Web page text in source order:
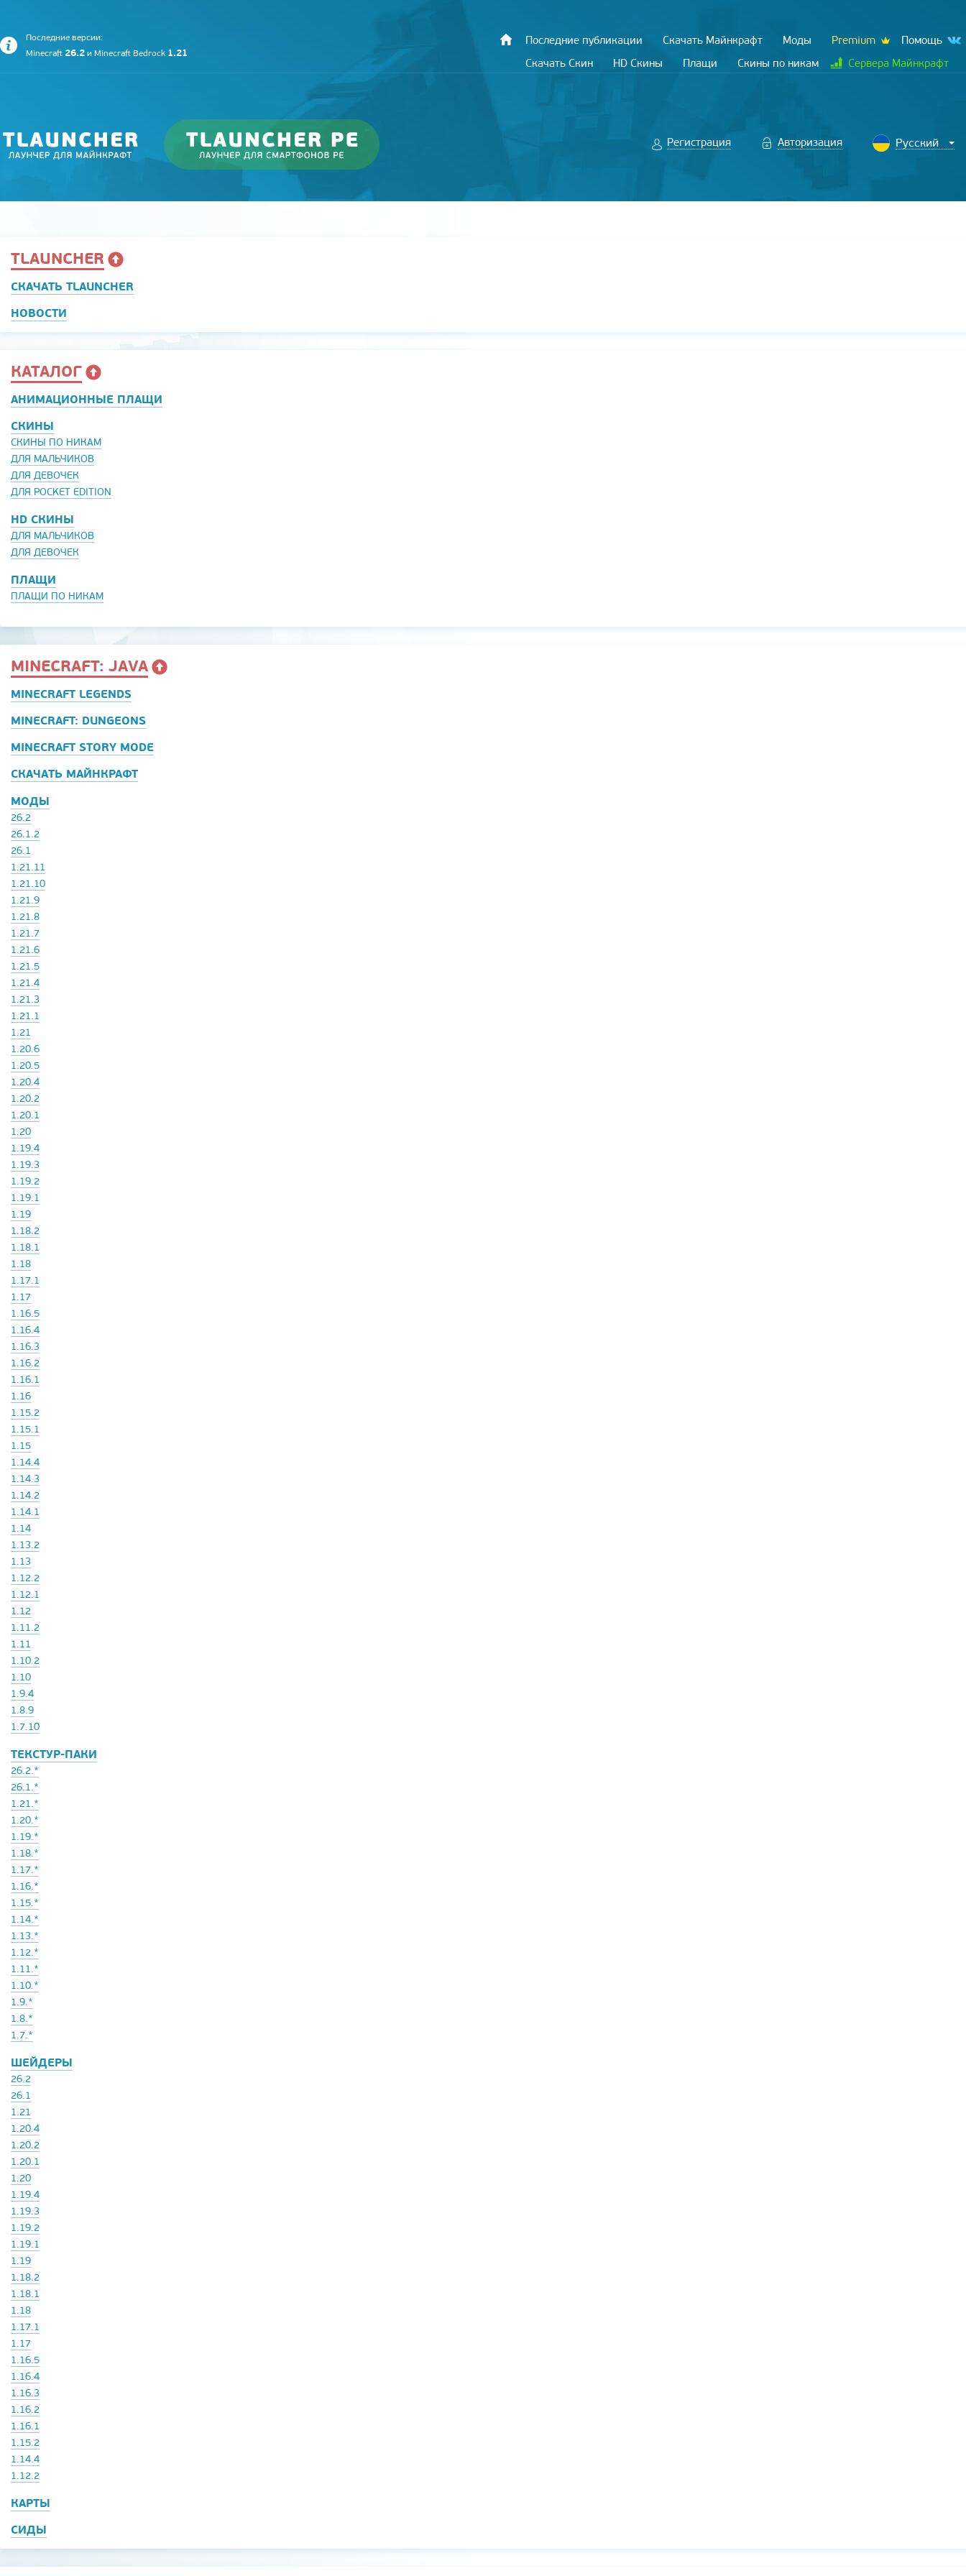
Последние версии:
Minecraft 26.2 и Minecraft Bedrock 1.21
Последние публикации Скачать Майнкрафт Моды Premium
Помощь
Скачать Скин
HD Скины Плащи Скины по никам Сервера Майнкрафт
Регистрация Авторизация
TLAUNCHER
СКАЧАТЬ TLAUNCHER
НОВОСТИ
КАТАЛОГ
АНИМАЦИОННЫЕ ПЛАЩИ
СКИНЫ
СКИНЫ ПО НИКАМ
ДЛЯ МАЛЬЧИКОВ
ДЛЯ ДЕВОЧЕК
ДЛЯ POCKET EDITION
HD СКИНЫ
ДЛЯ МАЛЬЧИКОВ
ДЛЯ ДЕВОЧЕК
ПЛАЩИ
ПЛАЩИ ПО НИКАМ
MINECRAFT: JAVA
MINECRAFT LEGENDS
MINECRAFT: DUNGEONS
MINECRAFT STORY MODE
СКАЧАТЬ МАЙНКРАФТ
МОДЫ
26.2
26.1.2
26.1
1.21.11
1.21.10
1.21.9
1.21.8
1.21.7
1.21.6
1.21.5
1.21.4
1.21.3
1.21.1
1.21
1.20.6
1.20.5
1.20.4
1.20.2
1.20.1
1.20
1.19.4
1.19.3
1.19.2
1.19.1
1.19
1.18.2
1.18.1
1.18
1.17.1
1.17
1.16.5
1.16.4
1.16.3
1.16.2
1.16.1
1.16
1.15.2
1.15.1
1.15
1.14.4
1.14.3
1.14.2
1.14.1
1.14
1.13.2
1.13
1.12.2
1.12.1
1.12
1.11.2
1.11
1.10.2
1.10
1.9.4
1.8.9
1.7.10
ТЕКСТУР-ПАКИ
26.2.*
26.1.*
1.21.*
1.20.*
1.19.*
1.18.*
1.17.*
1.16.*
1.15.*
1.14.*
1.13.*
1.12.*
1.11.*
1.10.*
1.9.*
1.8.*
1.7.*
ШЕЙДЕРЫ
26.2
26.1
1.21
1.20.4
1.20.2
1.20.1
1.20
1.19.4
1.19.3
1.19.2
1.19.1
1.19
1.18.2
1.18.1
1.18
1.17.1
1.17
1.16.5
1.16.4
1.16.3
1.16.2
1.16.1
1.15.2
1.14.4
1.12.2
КАРТЫ
СИДЫ